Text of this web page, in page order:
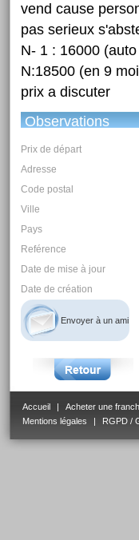
vend cause
pas serieux
N- 1 : 16000
N:18500 (en 9
prix a discuter
Observations
Prix de départ
Adresse
Code postal
Ville
Pays
Reférence
Date de mise à jour
Date de création
Envoyer à un ami
Accueil Acheter une
Mentions légales
RGPD /